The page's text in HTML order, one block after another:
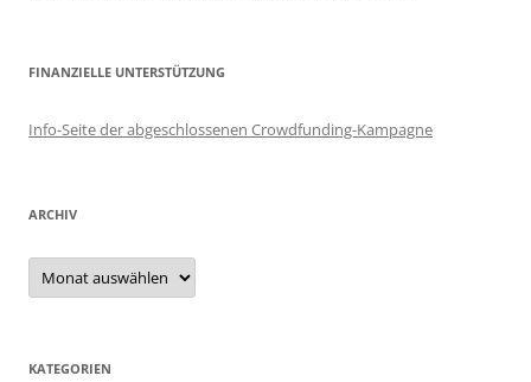
FINANZIELLE UNTERSTÜTZUNG
Info-Seite der abgeschlossenen Crowdfunding-Kampagne
ARCHIV
Archiv
KATEGORIEN